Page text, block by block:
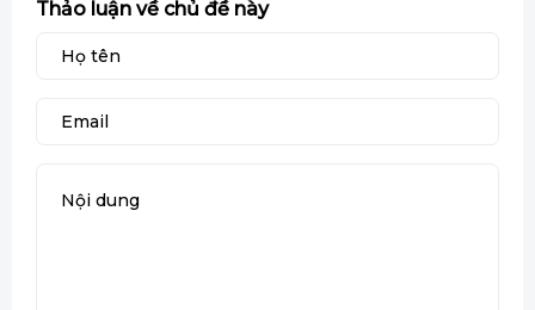
Thảo luận về chủ đề này